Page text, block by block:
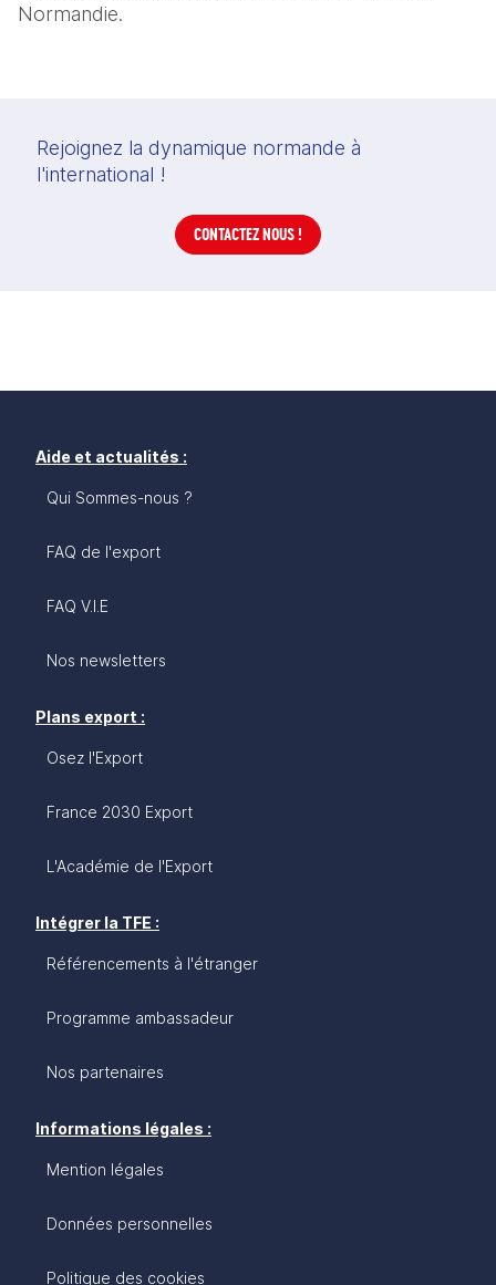
Normandie.
Rejoignez la dynamique normande à
l'international !
CONTACTEZ NOUS !
Aide et actualités :
Qui Sommes-nous ?
FAQ de l'export
FAQ V.I.E
Nos newsletters
Plans export :
Osez l'Export
France 2030 Export
L'Académie de l'Export
Intégrer la TFE :
Référencements à l'étranger
Programme ambassadeur
Nos partenaires
Informations légales :
Mention légales
Données personnelles
Politique des cookies